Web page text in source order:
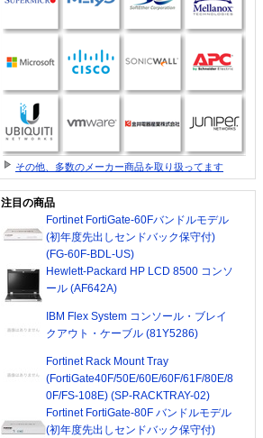
その他、多数のメーカー商品を取り扱ってます
注目の商品
Fortinet FortiGate-60Fバンドルモデル
(初年度先出しセンドバック保守付)
(FG-60F-BDL-US)
Hewlett-Packard HP LCD 8500 コンソ
ール (AF642A)
IBM Flex System コンソール・ブレイ
クアウト・ケーブル (81Y5286)
Fortinet Rack Mount Tray
(FortiGate40F/50E/60E/60F/61F/80E/8
0F/FS-108E) (SP-RACKTRAY-02)
Fortinet FortiGate-80F バンドルモデル
(初年度先出しセンドバック保守付)